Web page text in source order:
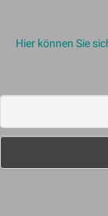
Hier können Sie